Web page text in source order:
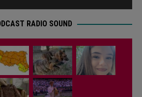
RADIO SOUND